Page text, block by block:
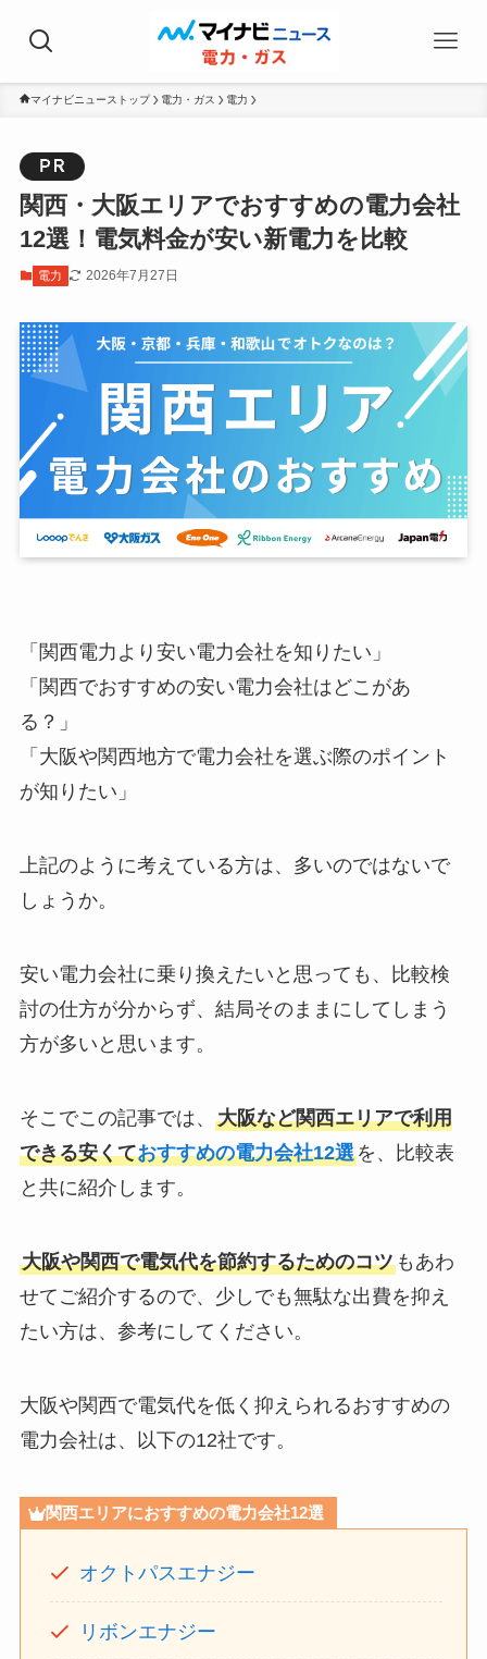
マイナビニューストップ 電力・ガス 電力
関西・大阪エリアでおすすめの電力会社
12選！電気料金が安い新電力を比較
電力 2026年7月27日
「関西電力より安い電力会社を知りたい」
「関西でおすすめの安い電力会社はどこがあ
る？」
「大阪や関西地方で電力会社を選ぶ際のポイント
が知りたい」
上記のように考えている方は、多いのではないで
しょうか。
安い電力会社に乗り換えたいと思っても、比較検
討の仕方が分からず、結局そのままにしてしまう
方が多いと思います。
そこでこの記事では、 大阪など関西エリアで利用
できる安くておすすめの電力会社12選を、比較表
と共に紹介します。
大阪や関西で電気代を節約するためのコツもあわ
せてご紹介するので、少しでも無駄な出費を抑え
たい方は、参考にしてください。
大阪や関西で電気代を低く抑えられるおすすめの
電力会社は、以下の12社です。
関西エリアにおすすめの電力会社12選
オクトパスエナジー
リボンエナジー